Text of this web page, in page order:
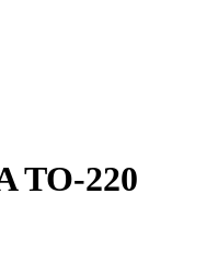
TO-220